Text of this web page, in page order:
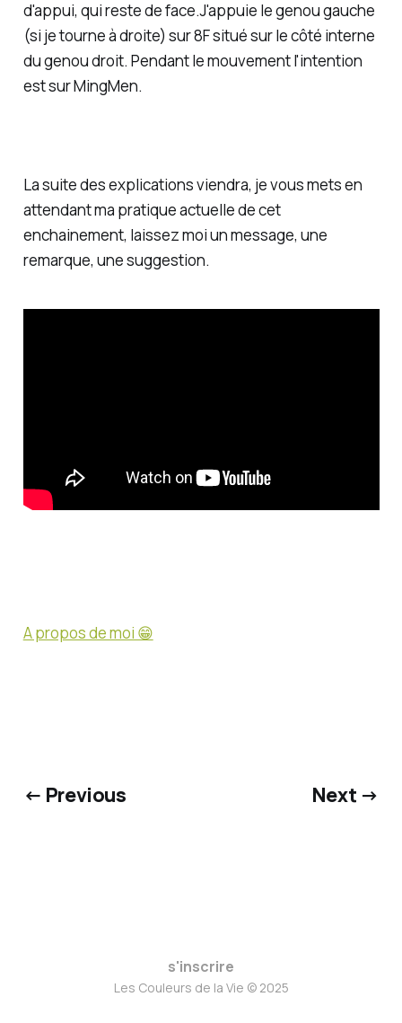
d'appui, qui reste de face.J'appuie le genou gauche
(si je tourne à droite) sur 8F situé sur le côté interne
du genou droit. Pendant le mouvement l'intention
est sur MingMen.
La suite des explications viendra, je vous mets en
attendant ma pratique actuelle de cet
enchainement, laissez moi un message, une
remarque, une suggestion.
A propos de moi 😁
← Previous Next →
s'inscrire
Les Couleurs de la Vie © 2025